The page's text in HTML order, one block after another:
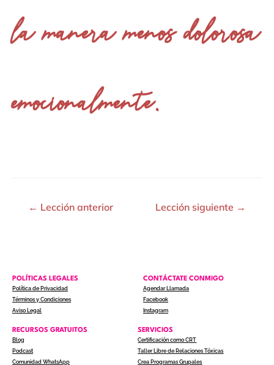
la manera menos dolorosa
emocionalmente.
← Lección anterior Lección siguiente →
POLÍTICAS LEGALES
Política de Privacidad
Términos y Condiciones
Aviso Legal
CONTÁCTATE CONMIGO
Agendar Llamada
Facebook
Instagram
RECURSOS GRATUITOS
Blog
Podcast
Comunidad WhatsApp
SERVICIOS
Certificación como CRT
Taller Libre de Relaciones Tóxicas
Crea Programas Grupales